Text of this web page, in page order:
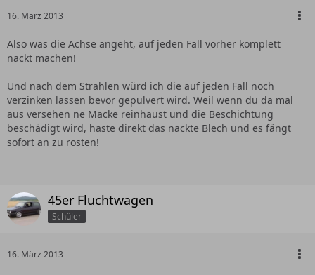
16. März 2013
Also was die Achse angeht, auf jeden Fall vorher komplett
nackt machen!
Und nach dem Strahlen würd ich die auf jeden Fall noch
verzinken lassen bevor gepulvert wird. Weil wenn du da mal
aus versehen ne Macke reinhaust und die Beschichtung
beschädigt wird, haste direkt das nackte Blech und es fängt
sofort an zu rosten!
45er Fluchtwagen
Schüler
16. März 2013